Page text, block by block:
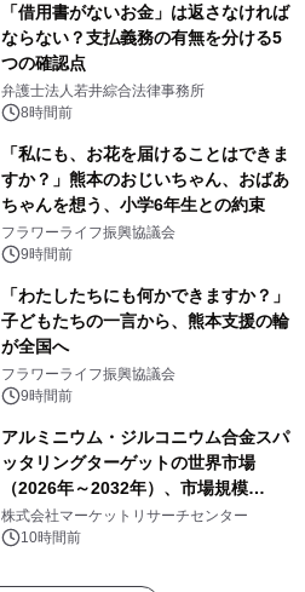
「借用書がないお金」は返さなければ
ならない？支払義務の有無を分ける5
つの確認点
弁護士法人若井綜合法律事務所
8時間前
「私にも、お花を届けることはできま
すか？」熊本のおじいちゃん、おばあ
ちゃんを想う、小学6年生との約束
フラワーライフ振興協議会
9時間前
「わたしたちにも何かできますか？」
子どもたちの一言から、熊本支援の輪
が全国へ
フラワーライフ振興協議会
9時間前
アルミニウム・ジルコニウム合金スパ
ッタリングターゲットの世界市場
（2026年～2032年）、市場規模
（0.995、0.999、その他）・分析レポ
ートを発表
株式会社マーケットリサーチセンター
10時間前